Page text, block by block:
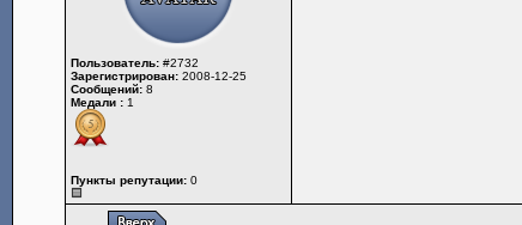
Пользователь:#2732
Зарегистрирован:2008-12-25
Сообщений:8
Медали :1
Пункты репутации:0